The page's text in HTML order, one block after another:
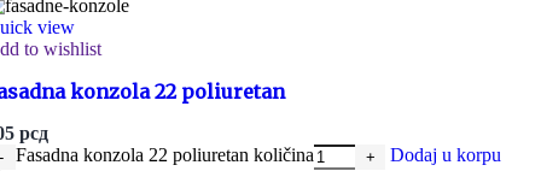
view
to wishlist
konzola 22 poliuretan
рсд
Fasadna konzola 22 poliuretan količina
Dodaj u korpu